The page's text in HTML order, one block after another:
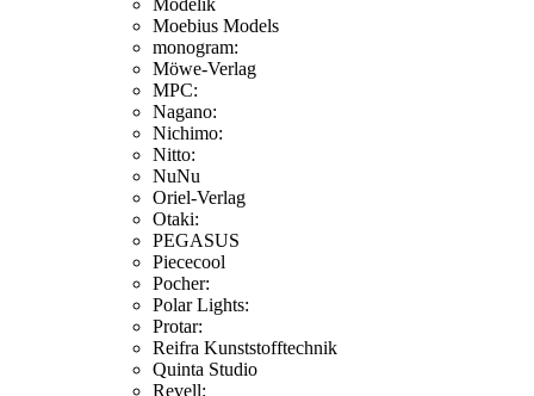
Modelik
Moebius Models
monogram:
Möwe-Verlag
MPC:
Nagano:
Nichimo:
Nitto:
NuNu
Oriel-Verlag
Otaki:
PEGASUS
Piececool
Pocher:
Polar Lights:
Protar:
Reifra Kunststofftechnik
Quinta Studio
Revell: